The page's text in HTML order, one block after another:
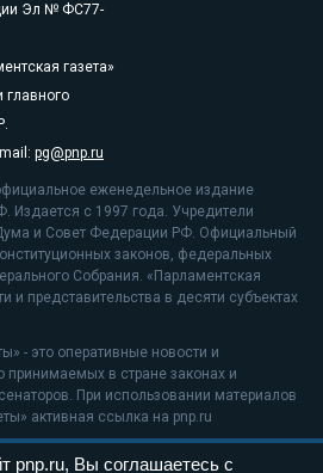
Эл № ФС77-
газета»
pg@pnp.ru
еженедельное издание
Издается с 1997 года. Учредители
и Совет Федерации РФ. Официальный
законов, федеральных
Собрания. «Парламентская
и представительства в десяти субъектах
- это оперативные новости и
в стране законах и
При использовании материалов
активная ссылка на pnp.ru
pnp.ru, Вы соглашаетесь с